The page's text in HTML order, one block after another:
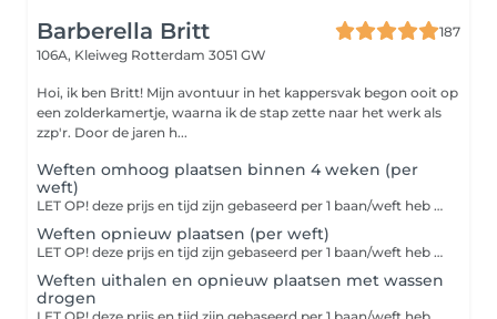
Barberella Britt
187
106A, Kleiweg Rotterdam 3051 GW
Hoi, ik ben Britt! Mijn avontuur in het kappersvak begon ooit op
een zolderkamertje, waarna ik de stap zette naar het werk als
zzp'r. Door de jaren h...
Weften omhoog plaatsen binnen 4 weken (per
weft)
LET OP! deze prijs en tijd zijn gebaseerd per 1 baan/weft heb je meer als 3 weften in. dien je de afspraak dubbel in te boeken.
Weften opnieuw plaatsen (per weft)
LET OP! deze prijs en tijd zijn gebaseerd per 1 baan/weft heb je meer als 3 weften in. dien je de afspraak dubbel in te boeken.
Weften uithalen en opnieuw plaatsen met wassen
drogen